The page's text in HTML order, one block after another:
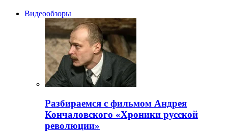
Видеообзоры
Разбираемся с фильмом Андрея
Кончаловского «Хроники русской
революции»